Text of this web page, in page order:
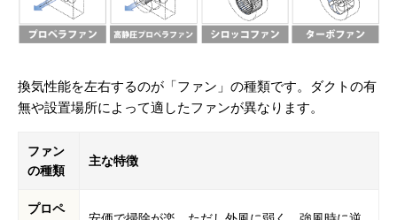
換気性能を左右するのが「ファン」の種類です。ダクトの有
無や設置場所によって適したファンが異なります。
ファン
の種類
主な特徴
プロペ